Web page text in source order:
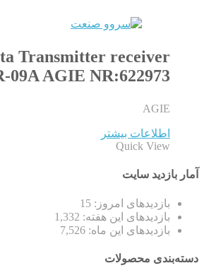
Transmitter receiver
09A AGIE NR:622973
AGIE
اطلاعات بیشتر
Quick View
آمار بازدید سایت
بازدیدهای امروز: 15
بازدیدهای این هفته: 1,332
بازدیدهای این ماه: 7,526
دسته‌بندی محصولات